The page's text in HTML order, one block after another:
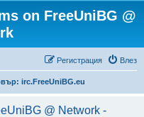
on FreeUniBG @
Влез
Регистрация
irc.FreeUniBG.eu
@ Network -